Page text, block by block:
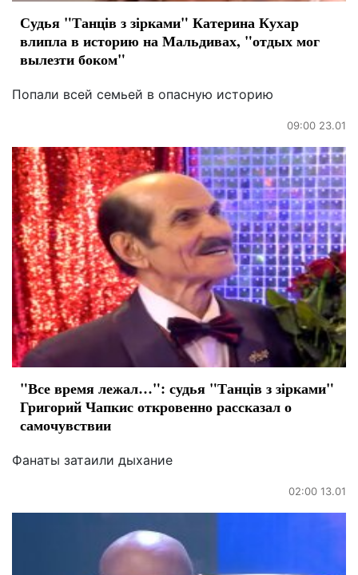
Судья "Танців з зірками" Катерина Кухар
влипла в историю на Мальдивах, "отдых мог
вылезти боком"
Попали всей семьей в опасную историю
09:00 23.01
"Все время лежал…": судья "Танців з зірками"
Григорий Чапкис откровенно рассказал о
самочувствии
Фанаты затаили дыхание
02:00 13.01